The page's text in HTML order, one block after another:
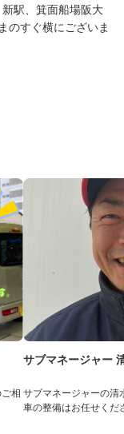
駅、箕面船場阪大
のすぐ横にございま
相
サブマネージャー
サブマネージャーの清
車の整備はお任せくだ